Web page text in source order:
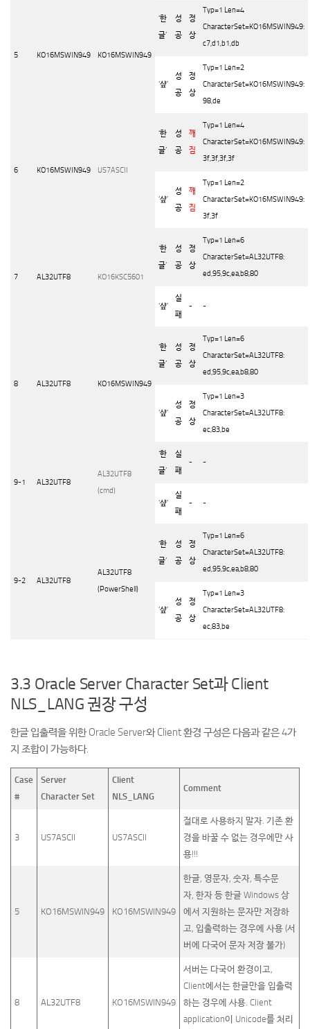
5 KO16MSWIN949 KO16MSWIN949
‘한
글’
성
공
정
상
Typ=1 Len=4
CharacterSet=KO16MSWIN949:
c7,d1,b1,db
‘샾’
성
공
정
상
Typ=1 Len=2
CharacterSet=KO16MSWIN949:
98,de
6 KO16MSWIN949 US7ASCII
‘한
글’
성
공
깨
짐
Typ=1 Len=4
CharacterSet=KO16MSWIN949:
3f,3f,3f,3f
‘샾’
성
공
깨
짐
Typ=1 Len=2
CharacterSet=KO16MSWIN949:
3f,3f
7 AL32UTF8 KO16KSC5601
‘한
글’
성
공
정
상
Typ=1 Len=6
CharacterSet=AL32UTF8:
ed,95,9c,ea,b8,80
‘샾’
실
패
- -
8 AL32UTF8 KO16MSWIN949
‘한
글’
성
공
정
상
Typ=1 Len=6
CharacterSet=AL32UTF8:
ed,95,9c,ea,b8,80
‘샾’
성
공
정
상
Typ=1 Len=3
CharacterSet=AL32UTF8:
ec,83,be
9-1 AL32UTF8
AL32UTF8
(cmd)
‘한
글’
실
패
- -
‘샾’
실
패
- -
9-2 AL32UTF8
AL32UTF8
(PowerShell)
‘한
글’
성
공
정
상
Typ=1 Len=6
CharacterSet=AL32UTF8:
ed,95,9c,ea,b8,80
‘샾’
성
공
정
상
Typ=1 Len=3
CharacterSet=AL32UTF8:
ec,83,be
3.3 Oracle Server Character Set과 Client
NLS_LANG 권장 구성
한글 입출력을 위한 Oracle Server와 Client 환경 구성은 다음과 같은 4가
지 조합이 가능하다.
Case
#
Server
Character Set
Client
NLS_LANG
Comment
3 US7ASCII US7ASCII
절대로 사용하지 말자. 기존 환
경을 바꿀 수 없는 경우에만 사
용!!!
5 KO16MSWIN949 KO16MSWIN949
한글, 영문자, 숫자, 특수문
자, 한자 등 한글 Windows 상
에서 지원하는 문자만 저장하
고, 입출력하는 경우에 사용 (서
버에 다국어 문자 저장 불가)
8 AL32UTF8 KO16MSWIN949
서버는 다국어 환경이고,
Client에서는 한글만을 입출력
하는 경우에 사용. Client
application이 Unicode를 처리